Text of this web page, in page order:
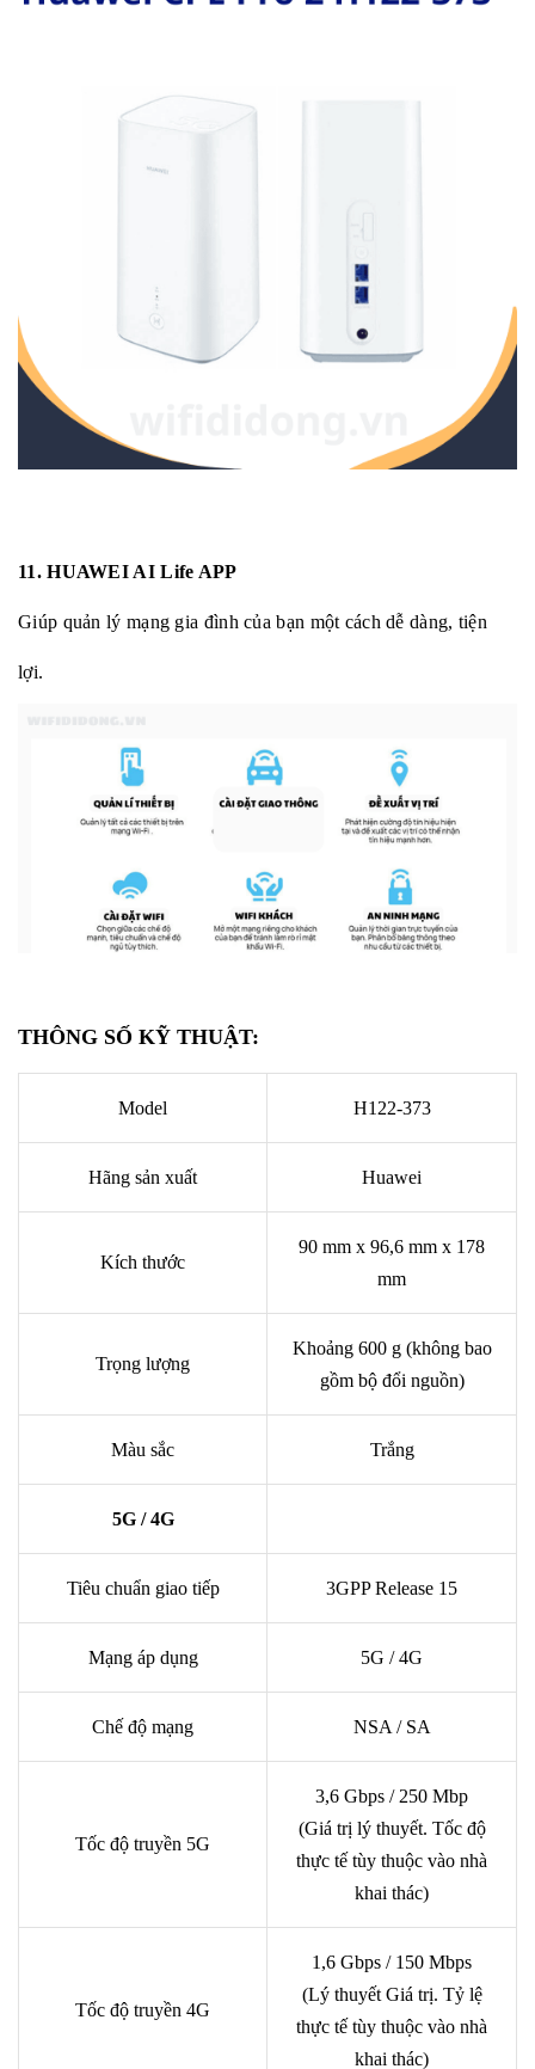
11. HUAWEI AI Life APP
Giúp quản lý mạng gia đình của bạn một cách dễ dàng, tiện
lợi.
THÔNG SỐ KỸ THUẬT:
Model H122-373
Hãng sản xuất Huawei
Kích thước
90 mm x 96,6 mm x 178
mm
Trọng lượng
Khoảng 600 g (không bao
gồm bộ đổi nguồn)
Màu sắc Trắng
5G / 4G
Tiêu chuẩn giao tiếp 3GPP Release 15
Mạng áp dụng 5G / 4G
Chế độ mạng NSA / SA
Tốc độ truyền 5G
3,6 Gbps / 250 Mbp
(Giá trị lý thuyết. Tốc độ
thực tế tùy thuộc vào nhà
khai thác)
Tốc độ truyền 4G
1,6 Gbps / 150 Mbps
(Lý thuyết Giá trị. Tỷ lệ
thực tế tùy thuộc vào nhà
khai thác)